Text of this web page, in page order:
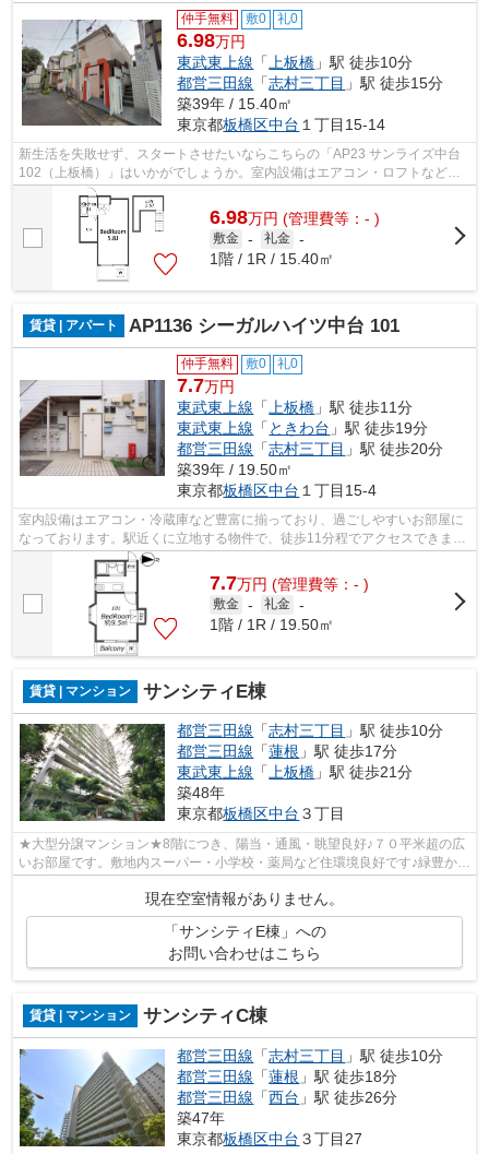
仲手無料 敷0 礼0
6.98万円
東武東上線 「 上板橋 」駅 徒歩10分
都営三田線 「志村三丁目 」駅 徒歩15分
築39年 / 15.40㎡
東京都板橋区中台 １丁目15-14
新生活を失敗せず、スタートさせたいならこちらの「AP23 サンライズ中台
102（上板橋）」はいかがでしょうか。室内設備はエアコン・ロフトなど豊
富に揃っており、過ごしやすいお部屋に...
6.98万円 (管理費等：- )
敷金 - 礼金 -
1階 / 1R / 15.40㎡
賃貸 | アパート AP1136 シーガルハイツ中台 101
仲手無料 敷0 礼0
7.7万円
東武東上線 「 上板橋 」駅 徒歩11分
東武東上線 「 ときわ台 」駅 徒歩19分
都営三田線 「志村三丁目 」駅 徒歩20分
築39年 / 19.50㎡
東京都板橋区中台 １丁目15-4
室内設備はエアコン・冷蔵庫など豊富に揃っており、過ごしやすいお部屋に
なっております。駅近くに立地する物件で、徒歩11分程でアクセスできま
す。家賃10万円以下のアパートをお探し...
7.7万円 (管理費等：- )
敷金 - 礼金 -
1階 / 1R / 19.50㎡
賃貸 | マンション サンシティE棟
都営三田線 「志村三丁目 」駅 徒歩10分
都営三田線 「蓮根 」駅 徒歩17分
東武東上線 「 上板橋 」駅 徒歩21分
築48年
東京都板橋区中台 ３丁目
★大型分譲マンション★8階につき、陽当・通風・眺望良好♪７０平米超の広
いお部屋です。敷地内スーパー・小学校・薬局など住環境良好です♪緑豊かで
眺望良いです♪
現在空室情報がありません。
「サンシティE棟」への
お問い合わせはこちら
賃貸 | マンション サンシティC棟
都営三田線 「志村三丁目 」駅 徒歩10分
都営三田線 「蓮根 」駅 徒歩18分
都営三田線 「西台 」駅 徒歩26分
築47年
東京都板橋区中台 ３丁目27